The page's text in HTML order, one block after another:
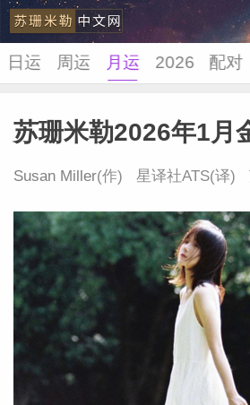
日运 周运 月运 2026 配对
苏珊米勒2026年1月
Susan Miller(作) 星译社ATS(译)